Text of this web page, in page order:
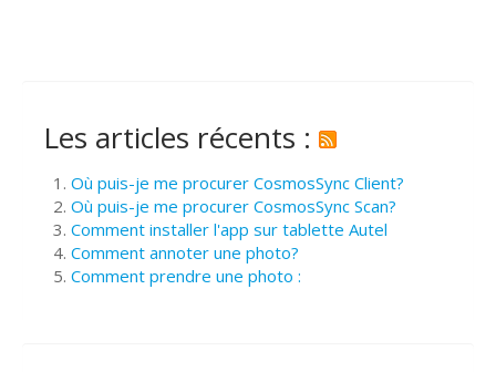
Les articles récents :
Où puis-je me procurer CosmosSync Client?
Où puis-je me procurer CosmosSync Scan?
Comment installer l'app sur tablette Autel
Comment annoter une photo?
Comment prendre une photo :